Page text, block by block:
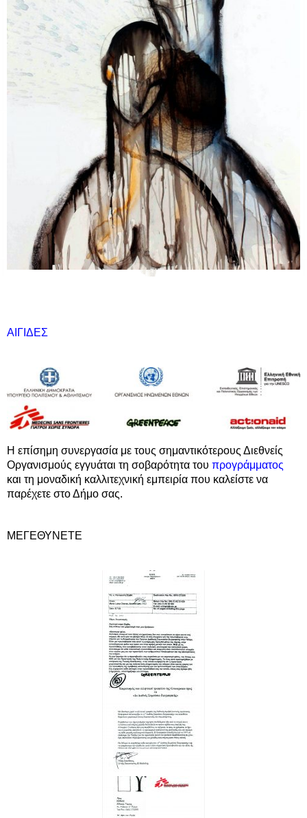
ΑΙΓΙΔΕΣ
H επίσημη συνεργασία με τους σημαντικότερους Διεθνείς
Οργανισμούς εγγυάται τη σοβαρότητα του προγράμματος
και τη μοναδική καλλιτεχνική εμπειρία που καλείστε να
παρέχετε στο Δήμο σας.
ΜΕΓΕΘΥΝΕΤΕ